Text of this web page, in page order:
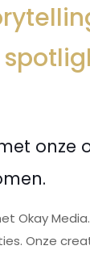
Okay
Onze